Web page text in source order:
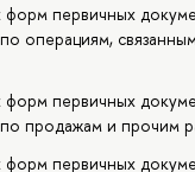
первичных
операциям,
первичных
продажам и прочим
первичных